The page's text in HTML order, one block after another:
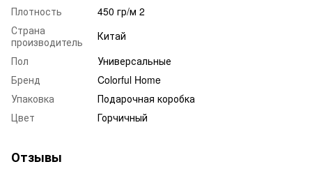
Плотность
450 гр/м 2
Страна
производитель
Китай
Пол
Универсальные
Бренд
Colorful Home
Упаковка
Подарочная коробка
Цвет
Горчичный
Отзывы